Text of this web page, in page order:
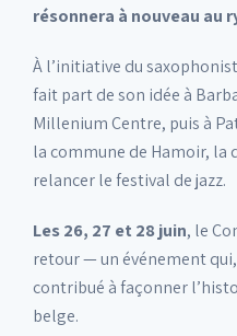
résonnera à nouveau au
À l’initiative du
fait part de son idée à
Millenium Centre, puis à
la commune de Hamoir, la
relancer le festival de jazz.
Les 26, 27 et 28 juin, le
retour — un événement
contribué à façonner
belge.